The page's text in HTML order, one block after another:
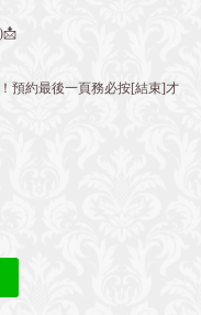
預約最後一頁務必按[結束]才